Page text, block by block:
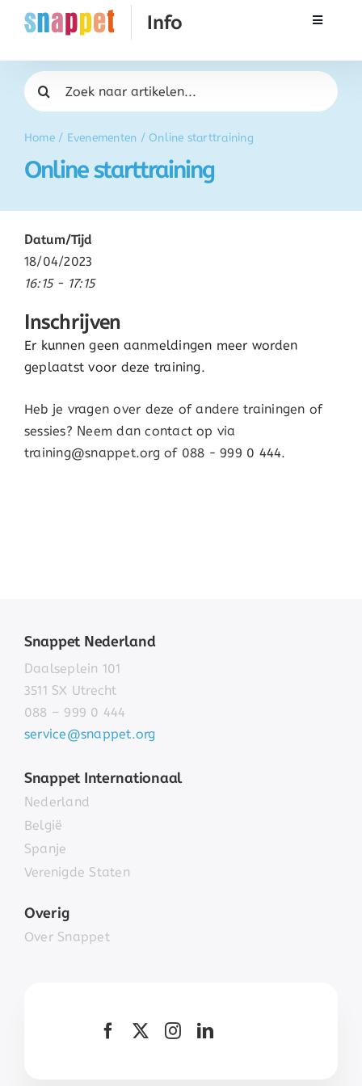
naar
Toggle
Rekenen
Taal & Spelling
Werken met Snappet
Activatie
FAQ
Home/ Evenementen / Online starttraining
Online starttraining
Zoeken
naar:
Datum/Tijd
18/04/2023
16:15 - 17:15
Inschrijven
Er kunnen geen aanmeldingen meer worden
geplaatst voor deze training.
Heb je vragen over deze of andere trainingen of
sessies? Neem dan contact op via
training@snappet.org of 088 - 999 0 444.
Snappet Nederland
Daalseplein 101
3511 SX Utrecht
088 – 999 0 444
service@snappet.org
Snappet Internationaal
Nederland
België
Spanje
Verenigde Staten
Overig
Over Snappet